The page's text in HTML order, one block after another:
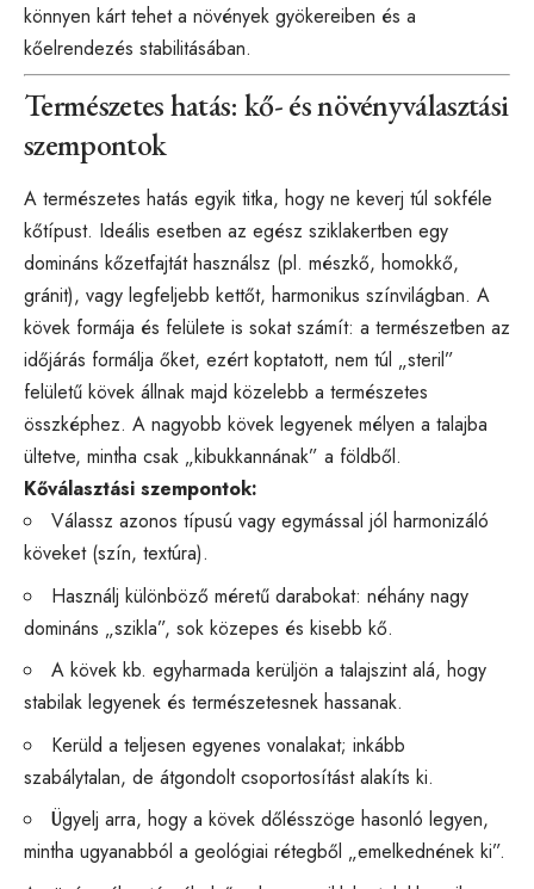
könnyen kárt tehet a növények gyökereiben és a
kőelrendezés stabilitásában.
Természetes hatás: kő- és növényválasztási
szempontok
A természetes hatás egyik titka, hogy ne keverj túl sokféle
kőtípust. Ideális esetben az egész sziklakertben egy
domináns kőzetfajtát használsz (pl. mészkő, homokkő,
gránit), vagy legfeljebb kettőt, harmonikus színvilágban. A
kövek formája és felülete is sokat számít: a természetben az
időjárás formálja őket, ezért koptatott, nem túl „steril”
felületű kövek állnak majd közelebb a természetes
összképhez. A nagyobb kövek legyenek mélyen a talajba
ültetve, mintha csak „kibukkannának” a földből.
Kőválasztási szempontok:
Válassz azonos típusú vagy egymással jól harmonizáló
köveket (szín, textúra).
Használj különböző méretű darabokat: néhány nagy
domináns „szikla”, sok közepes és kisebb kő.
A kövek kb. egyharmada kerüljön a talajszint alá, hogy
stabilak legyenek és természetesnek hassanak.
Kerüld a teljesen egyenes vonalakat; inkább
szabálytalan, de átgondolt csoportosítást alakíts ki.
Ügyelj arra, hogy a kövek dőlésszöge hasonló legyen,
mintha ugyanabból a geológiai rétegből „emelkednének ki”.